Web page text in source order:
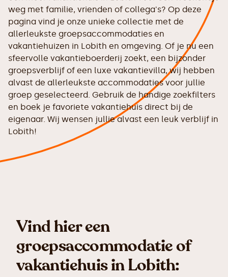
weg met familie, vrienden of collega's? Op deze
pagina vind je onze unieke collectie met de
allerleukste groepsaccommodaties en
vakantiehuizen in Lobith en omgeving. Of je nu een
sfeervolle vakantieboerderij zoekt, een bijzonder
groepsverblijf of een luxe vakantievilla, wij hebben
alvast de allerleukste accommodaties voor jullie
groep geselecteerd. Gebruik de handige zoekfilters
en boek je favoriete vakantiehuis direct bij de
eigenaar. Wij wensen jullie alvast een leuk verblijf in
Lobith!
Vind hier een
groepsaccommodatie of
vakantiehuis in Lobith: